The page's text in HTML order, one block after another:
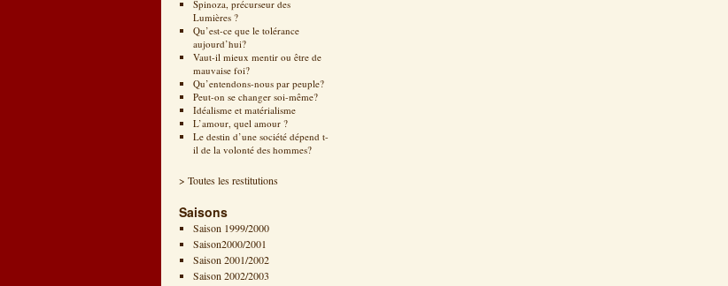
Spinoza, précurseur des
Lumières ?
Qu’est-ce que le tolérance
aujourd’hui?
Vaut-il mieux mentir ou être de
mauvaise foi?
Qu’entendons-nous par peuple?
Peut-on se changer soi-même?
Idéalisme et matérialisme
L’amour, quel amour ?
Le destin d’une société dépend t-
il de la volonté des hommes?
> Toutes les restitutions
Saisons
Saison 1999/2000
Saison2000/2001
Saison 2001/2002
Saison 2002/2003